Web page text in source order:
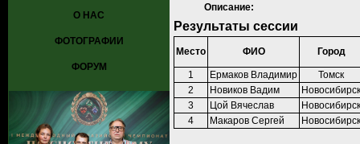
О НАС
ФОТОГРАФИИ
ФОРУМ
Описание:
Результаты сессии
Место ФИО Город
1 Ермаков Владимир
Томск
2
Новиков Вадим
Новосибирск
3
Цой Вячеслав
Новосибирск
4
Макаров Сергей Новосибирск